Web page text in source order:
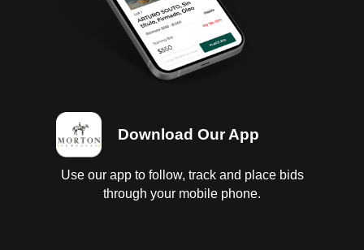
Download Our App
Use our app to follow, track and place bids
through your mobile phone.